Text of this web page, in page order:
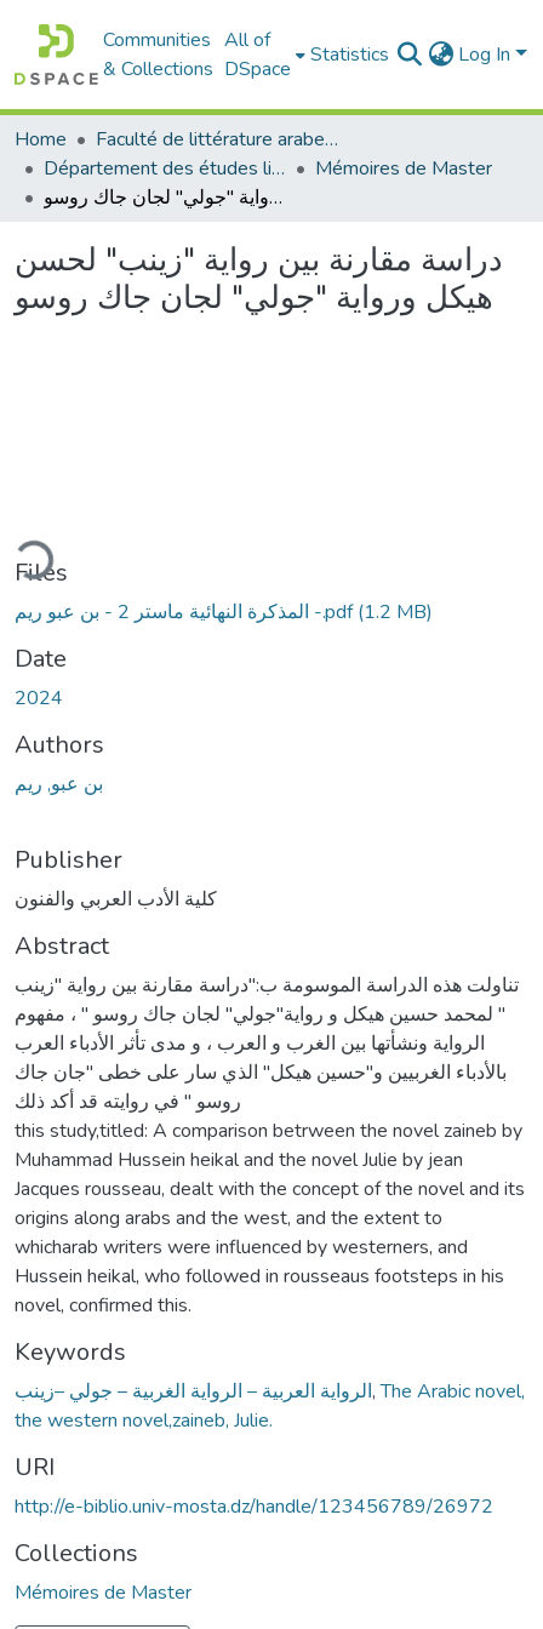
Communities
& Collections
All of
DSpace
Statistics Log In
Home
Faculté de littérature arabe et des arts
Département des études littéraires et critiques
Mémoires de Master
دراسة مقارنة بين رواية "زينب" لحسن هيكل ورواية "جولي" لجان جاك روسو
دراسة مقارنة بين رواية "زينب" لحسن
هيكل ورواية "جولي" لجان جاك روسو
Files
المذكرة النهائية ماستر 2 - بن عبو ريم -.pdf(1.2 MB)
Date
2024
Authors
بن عبو, ريم
Publisher
كلية الأدب العربي والفنون
Abstract
تناولت هذه الدراسة الموسومة ب:"دراسة مقارنة بين رواية "زينب
" لمحمد حسين هيكل و رواية"جولي" لجان جاك روسو " ، مفهوم
الرواية ونشأتها بين الغرب و العرب ، و مدى تأثر الأدباء العرب
بالأدباء الغربيين و"حسين هيكل" الذي سار على خطى "جان جاك
روسو " في روايته قد أكد ذلك
this study,titled: A comparison betrween the novel zaineb by
Muhammad Hussein heikal and the novel Julie by jean
Jacques rousseau, dealt with the concept of the novel and its
origins along arabs and the west, and the extent to
whicharab writers were influenced by westerners, and
Hussein heikal, who followed in rousseaus footsteps in his
novel, confirmed this.
Keywords
الرواية العربية – الرواية الغربية – جولي –زينب,The Arabic novel,
the western novel,zaineb, Julie.
URI
http://e-biblio.univ-mosta.dz/handle/123456789/26972
Collections
Mémoires de Master